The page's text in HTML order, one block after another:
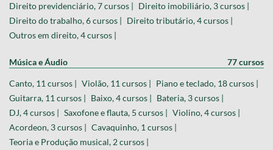
Direito previdenciário, 7 cursos | Direito imobiliário, 3 cursos |
Direito do trabalho, 6 cursos | Direito tributário, 4 cursos |
Outros em direito, 4 cursos |
Música e Áudio 77 cursos
Canto, 11 cursos | Violão, 11 cursos | Piano e teclado, 18 cursos |
Guitarra, 11 cursos | Baixo, 4 cursos | Bateria, 3 cursos |
DJ, 4 cursos | Saxofone e flauta, 5 cursos | Violino, 4 cursos |
Acordeon, 3 cursos | Cavaquinho, 1 cursos |
Teoria e Produção musical, 2 cursos |